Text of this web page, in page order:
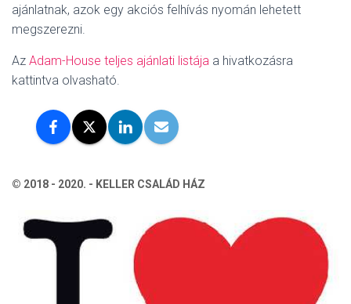
ajánlatnak, azok egy akciós felhívás nyomán lehetett
megszerezni.
Az Adam-House teljes ajánlati listája a hivatkozásra
kattintva olvasható.
© 2018 - 2020. - KELLER CSALÁD HÁZ